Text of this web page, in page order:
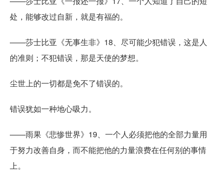
处，能够改过自新，就是有福的。
——莎士比亚《无事生非》18、尽可能少犯错误，这是人
的准则；不犯错误，那是天使的梦想。
尘世上的一切都是免不了错误的。
错误犹如一种地心吸力。
——雨果《悲惨世界》19、一个人必须把他的全部力量用
于努力改善自身，而不能把他的力量浪费在任何别的事情
上。